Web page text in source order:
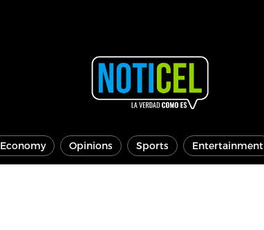
Economy Opinions Sports Entertainment